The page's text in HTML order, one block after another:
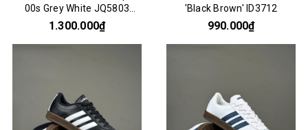
00s Grey White JQ5803
0351303
1.300.000₫
'Black Brown' ID3712
990.000₫